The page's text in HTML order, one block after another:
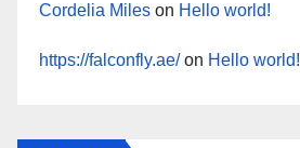
Cordelia Miles on Hello world!
https://falconfly.ae/on Hello world!